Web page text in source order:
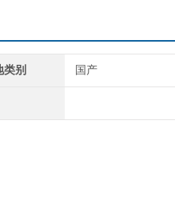
类别 国产